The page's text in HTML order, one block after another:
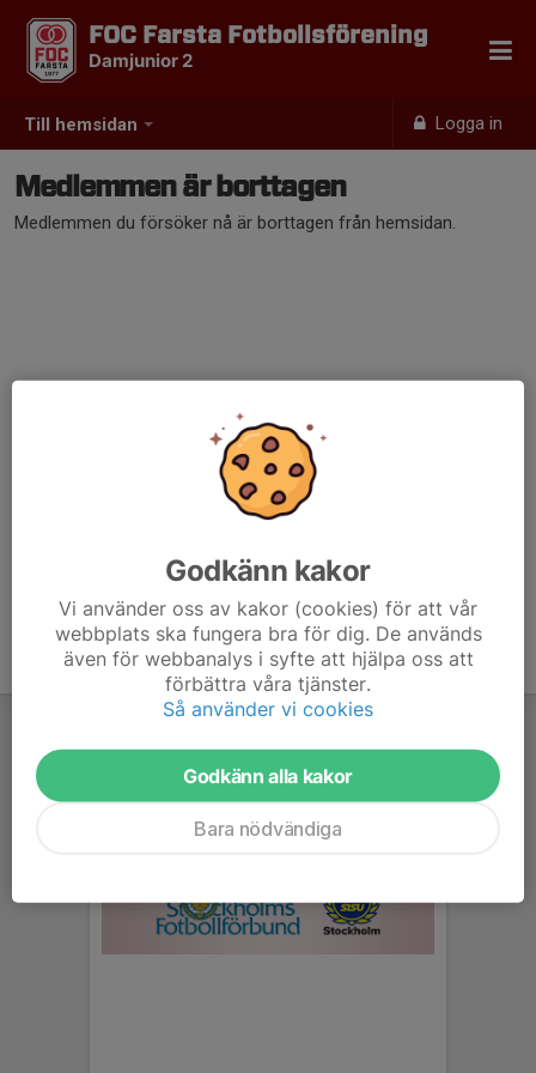
Till hemsidan Logga in
FOC Farsta Fotbollsförening
Damjunior 2
Medlemmen är borttagen
Medlemmen du försöker nå är borttagen från hemsidan.
Godkänn kakor
Vi använder oss av kakor (cookies) för att vår
webbplats ska fungera bra för dig. De används
även för webbanalys i syfte att hjälpa oss att
förbättra våra tjänster.
Så använder vi cookies
Godkänn alla kakor
Bara nödvändiga